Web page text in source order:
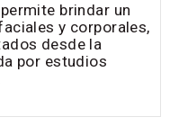
brindar un
y corporales,
desde la
por estudios